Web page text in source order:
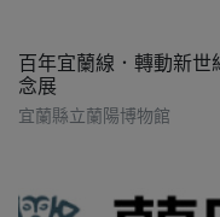
百年宜蘭線．轉動新
念展
宜蘭縣立蘭陽博物館